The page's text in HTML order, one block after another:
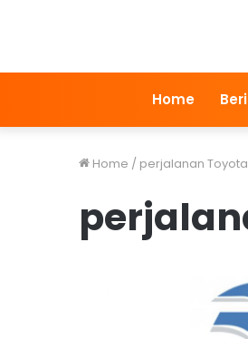
Home
Home / perjalanan